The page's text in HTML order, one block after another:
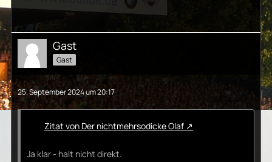
Gast
Gast
25. September 2024 um 20:17
Zitat von Der nichtmehrsodicke Olaf
Ja klar - halt nicht direkt.